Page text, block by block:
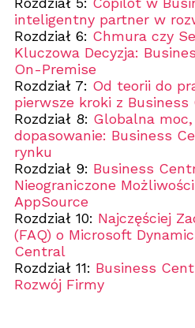
inteligentny partner w
Rozdział 6: Chmura czy
Kluczowa Decyzja:
On-Premise
Rozdział 7: Od teorii do
pierwsze kroki z Business
Rozdział 8: Globalna
dopasowanie: Business
rynku
Rozdział 9: Business
Nieograniczone
AppSource
Rozdział 10: Najczęściej
(FAQ) o Microsoft
Central
Rozdział 11: Business
Rozwój Firmy